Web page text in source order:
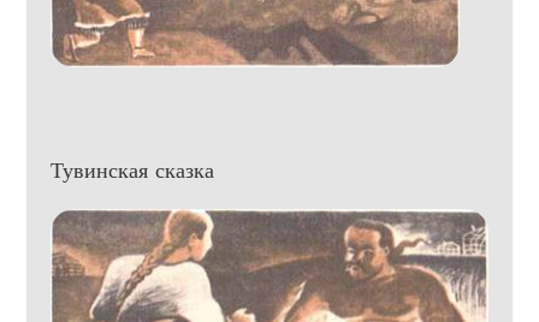
Тувинская сказка